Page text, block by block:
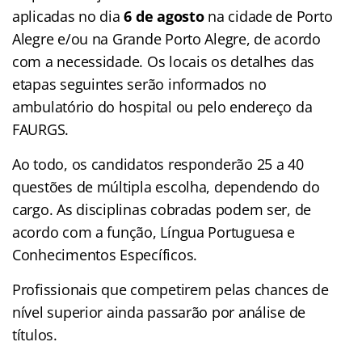
aplicadas no dia6 de agostona cidade de Porto
Alegre e/ou na Grande Porto Alegre, de acordo
com a necessidade. Os locais os detalhes das
etapas seguintes serão informados no
ambulatório do hospital ou pelo endereço da
FAURGS.
Ao todo, os candidatos responderão 25 a 40
questões de múltipla escolha, dependendo do
cargo. As disciplinas cobradas podem ser, de
acordo com a função, Língua Portuguesa e
Conhecimentos Específicos.
Profissionais que competirem pelas chances de
nível superior ainda passarão por análise de
títulos.